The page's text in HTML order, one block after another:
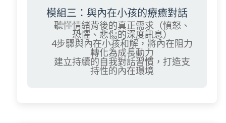
模組三：與內在小孩的療癒對話
聽懂情緒背後的真正需求（憤怒、
恐懼、悲傷的深度訊息）
4步驟與內在小孩和解，將內在阻力
轉化為成長動力
建立持續的自我對話習慣，打造支
持性的內在環境